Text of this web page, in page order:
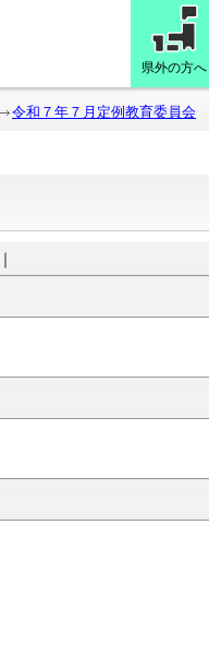
県外の方へ
令和７年７月定例教育委員会
｜